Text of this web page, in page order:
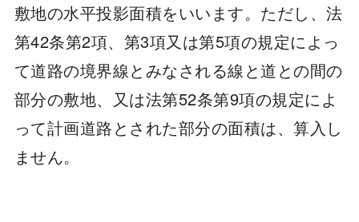
敷地の水平投影面積をいいます。ただし、法
第42条第2項、第3項又は第5項の規定によっ
て道路の境界線とみなされる線と道との間の
部分の敷地、又は法第52条第9項の規定によ
って計画道路とされた部分の面積は、算入し
ません。